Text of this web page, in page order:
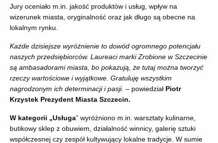
Jury oceniało m.in. jakość produktów i usług, wpływ na
wizerunek miasta, oryginalność oraz jak długo są obecne na
lokalnym rynku.
Każde dzisiejsze wyróżnienie to dowód ogromnego potencjału
naszych przedsiębiorców. Laureaci marki Zrobione w Szczecinie
są ambasadorami miasta, bo pokazują, że tutaj można tworzyć
rzeczy wartościowe i wyjątkowe. Gratuluję wszystkim
nagrodzonym ich determinacji i pasji. – powiedział Piotr
Krzystek Prezydent Miasta Szczecin.
W kategorii „Usługa” wyróżniono m.in. warsztaty kulinarne,
butikowy sklep z obuwiem, działalność winnicy, galerię sztuki
współczesnej czy zespół kultywujący lokalne tradycje. W sumie